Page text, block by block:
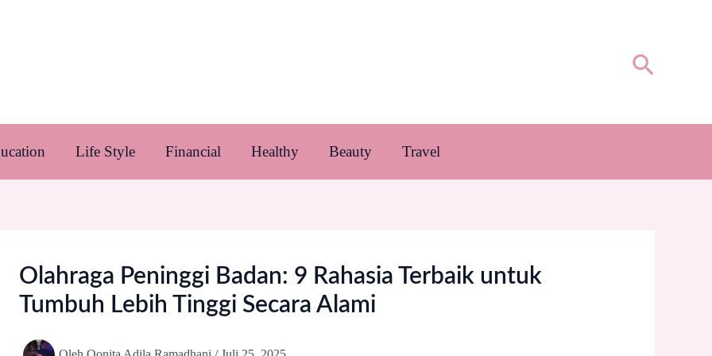
Cari
Life Style Financial Healthy Beauty Travel
Olahraga Peninggi Badan: 9 Rahasia Terbaik untuk
Tumbuh Lebih Tinggi Secara Alami